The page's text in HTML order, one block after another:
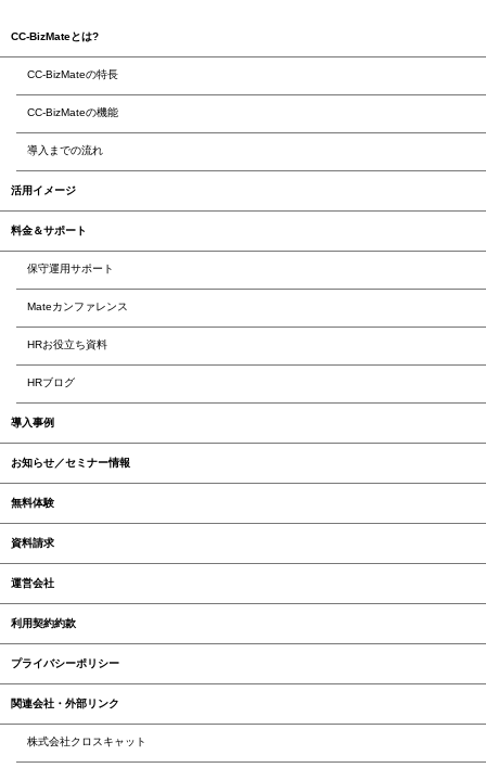
CC-BizMateとは?
CC-BizMateの特長
CC-BizMateの機能
導入までの流れ
活用イメージ
料金＆サポート
保守運用サポート
Mateカンファレンス
HRお役立ち資料
HRブログ
導入事例
お知らせ／セミナー情報
無料体験
資料請求
運営会社
利用契約約款
プライバシーポリシー
関連会社・外部リンク
株式会社クロスキャット